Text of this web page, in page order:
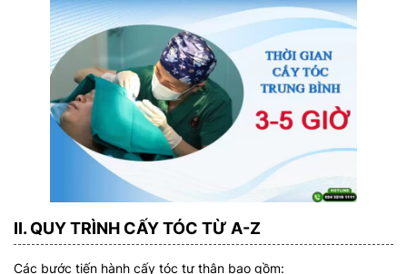
II. QUY TRÌNH CẤY TÓC TỪ A-Z
Các bước tiến hành cấy tóc tự thân bao gồm: